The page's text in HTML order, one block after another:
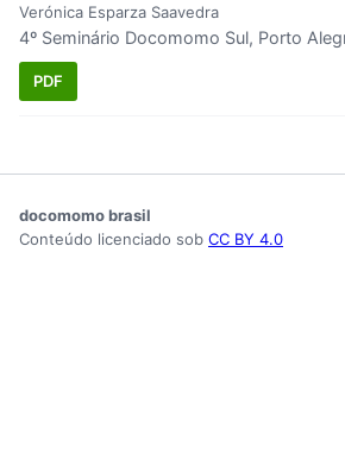
Verónica Esparza Saavedra
4º Seminário Docomomo Sul, Porto
PDF
docomomo brasil
Conteúdo licenciado sob CC BY 4.0